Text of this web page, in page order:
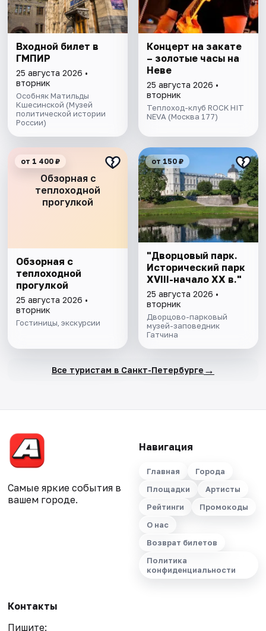
Входной билет в
ГМПИР
25 августа 2026 •
вторник
Особняк Матильды
Кшесинской (Музей
политической истории
России)
Концерт на закате
– золотые часы на
Неве
25 августа 2026 •
вторник
Теплоход-клуб ROCK HIT
NEVA (Москва 177)
Обзорная с
теплоходной
прогулкой
от 1 400 ₽
Обзорная с
теплоходной
прогулкой
25 августа 2026 •
вторник
Гостиницы, экскурсии
от 150 ₽
"Дворцовый парк.
Исторический парк
XVIII-начало XX в."
25 августа 2026 •
вторник
Дворцово-парковый
музей-заповедник
Гатчина
Все туристам в Санкт-Петербурге →
Самые яркие события в
вашем городе.
Навигация
Главная
Города
Площадки
Артисты
Рейтинги
Промокоды
О нас
Возврат билетов
Политика
конфиденциальности
Контакты
Пишите: